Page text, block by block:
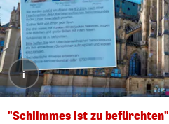
i
"Schlimmes ist zu befürchten"